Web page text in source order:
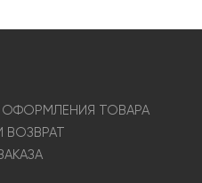
ТОВАРА
ВОЗВРАТ